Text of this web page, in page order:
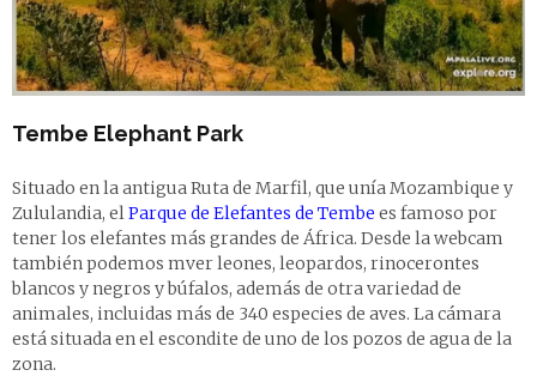
Tembe Elephant Park
Situado en la antigua Ruta de Marfil, que unía Mozambique y
Zululandia, elParque de Elefantes de Tembe es famoso por
tener los elefantes más grandes de África. Desde la webcam
también podemos mver leones, leopardos, rinocerontes
blancos y negros y búfalos, además de otra variedad de
animales, incluidas más de 340 especies de aves. La cámara
está situada en el escondite de uno de los pozos de agua de la
zona.